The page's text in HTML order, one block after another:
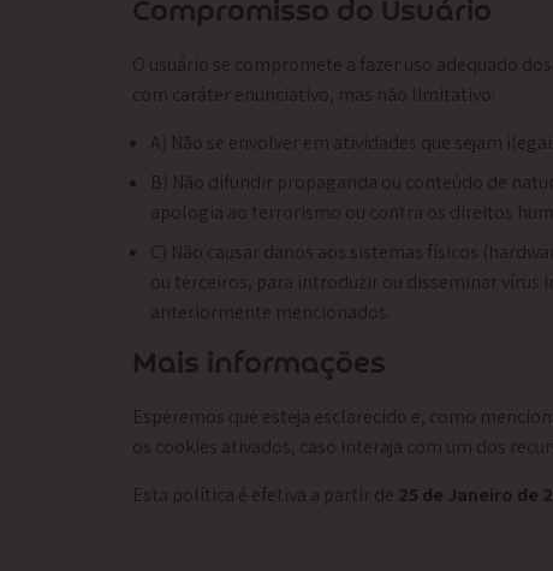
Compromisso do Usuário
O usuário se compromete a fazer uso adequado
com caráter enunciativo, mas não limitativo:
A) Não se envolver em atividades que sejam
B) Não difundir propaganda ou conteúdo de
apologia ao terrorismo ou contra os direitos
C) Não causar danos aos sistemas físicos
ou terceiros, para introduzir ou disseminar vírus
anteriormente mencionados.
Mais informações
Esperemos que esteja esclarecido e, como
os cookies ativados, caso interaja com um dos
Esta política é efetiva a partir de 25 de Janeiro de